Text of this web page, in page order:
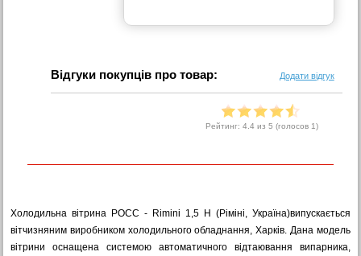
Відгуки покупців про товар: Додати відгук
Рейтинг: 4.4 из 5 (голосов 1)
Холодильна вітрина РОСС - Rimini 1,5 Н (Ріміні, Україна)випускається
вітчизняним виробником холодильного обладнання, Харків. Дана модель
вітрини оснащена системою автоматичного відтаювання випарника,